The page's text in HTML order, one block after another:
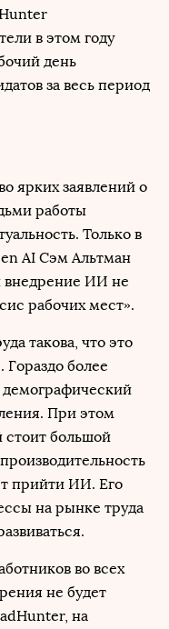
в этом году
день
за весь период
ярких заявлений о
работы
Только в
AI Сэм Альтман
внедрение ИИ не
рабочих мест».
такова, что это
Гораздо более
При этом
большой
прийти ИИ. Его
на рынке труда
во всех
не будет
на